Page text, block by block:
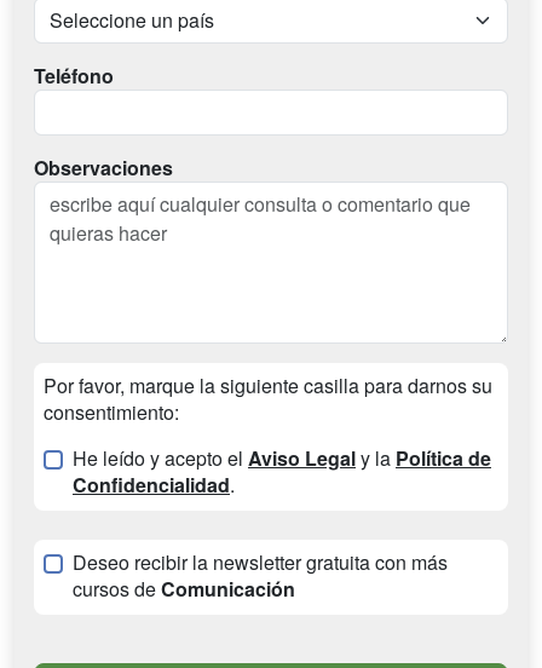
Teléfono
Observaciones
Por favor, marque la siguiente casilla para darnos su
consentimiento:
He leído y acepto el Aviso Legaly la Política de
Confidencialidad.
Deseo recibir la newsletter gratuita con más
cursos deComunicación